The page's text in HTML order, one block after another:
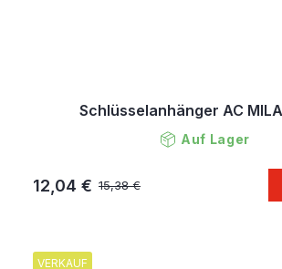
Schlüsselanhänger AC
Auf Lager
15,38 €
12,04 €
VERKAUF